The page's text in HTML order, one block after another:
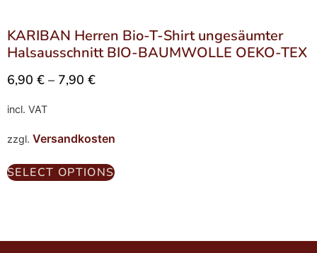
KARIBAN Herren Bio-T-Shirt ungesäumter
Halsausschnitt BIO-BAUMWOLLE OEKO-TEX
6,90 € – 7,90 €
incl. VAT
zzgl. Versandkosten
SELECT OPTIONS